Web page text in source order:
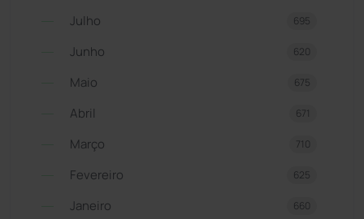
Julho 695
Junho 620
Maio 675
Abril 671
Março 710
Fevereiro 625
Janeiro 660